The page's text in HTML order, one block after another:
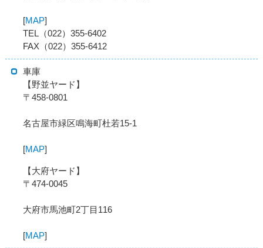
[MAP]
TEL（022）355-6402
FAX（022）355-6412
車庫
【野並ヤード】
〒458-0801
名古屋市緑区鳴海町杜若15-1
[MAP]
【大府ヤード】
〒474-0045
大府市馬池町2丁目116
[MAP]